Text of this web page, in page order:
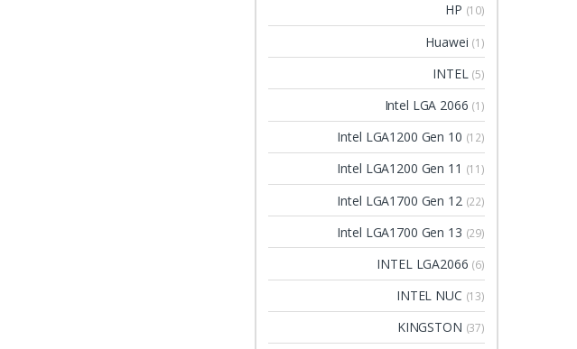
HP (10)
Huawei (1)
INTEL (5)
Intel LGA 2066 (1)
Intel LGA1200 Gen 10 (12)
Intel LGA1200 Gen 11 (11)
Intel LGA1700 Gen 12 (22)
Intel LGA1700 Gen 13 (29)
INTEL LGA2066 (6)
INTEL NUC (13)
KINGSTON (37)